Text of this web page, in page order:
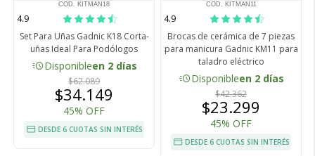
COD. KITMAN18
4.9
Set Para Uñas Gadnic K18 Corta-
uñas Ideal Para Podólogos
acuteDisponibleen 2 días
$62.089
$34.149
45% OFF
DESDE 6 CUOTAS SIN INTERÉS
COD. KITMAN11
4.9
Brocas de cerámica de 7 piezas
para manicura Gadnic KM11 para
taladro eléctrico
acuteDisponibleen 2 días
$42.362
$23.299
45% OFF
DESDE 6 CUOTAS SIN INTERÉS